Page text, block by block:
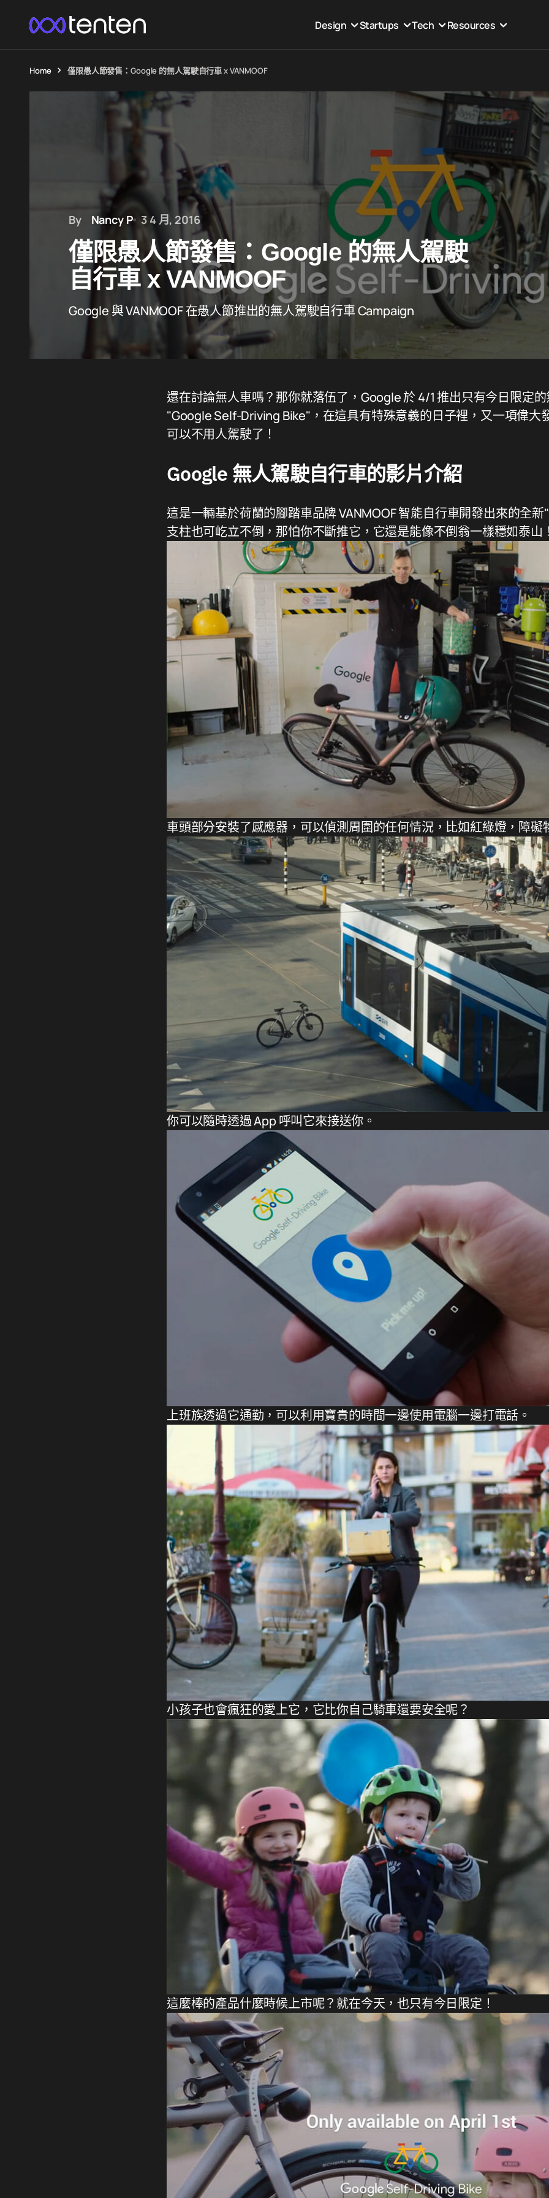
Design Startups Tech Resources
Home 僅限愚人節發售：Google 的無人駕駛自行車 x VANMOOF
By Nancy P 3 4 月, 2016
僅限愚人節發售：Google 的無人駕駛
自行車 x VANMOOF
Google 與 VANMOOF 在愚人節推出的無人駕駛自行車 Campaign
還在討論無人車嗎？那你就落伍了，Google 於 4/1 推出只有今日限定
"Google Self-Driving Bike"，在這具有特殊意義的日子裡，又一項偉大
可以不用人駕駛了！
Google 無人駕駛自行車的影片介紹
這是一輛基於荷蘭的腳踏車品牌 VANMOOF 智能自行車開發出來的全
支柱也可屹立不倒，那怕你不斷推它，它還是能像不倒翁一樣穩如泰山
車頭部分安裝了感應器，可以偵測周圍的任何情況，比如紅綠燈，障礙
你可以隨時透過 App 呼叫它來接送你。
上班族透過它通勤，可以利用寶貴的時間一邊使用電腦一邊打電話。
小孩子也會瘋狂的愛上它，它比你自己騎車還要安全呢？
這麼棒的產品什麼時候上市呢？就在今天，也只有今日限定！